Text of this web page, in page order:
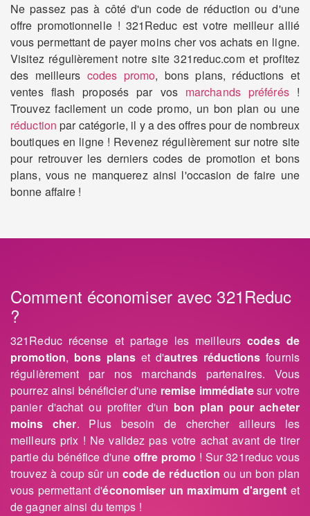
Ne passez pas à côté d'un code de réduction ou d'une
offre promotionnelle ! 321Reduc est votre meilleur allié
vous permettant de payer moins cher vos achats en ligne.
Visitez régulièrement notre site 321reduc.com et profitez
des meilleurs codes promo, bons plans, réductions et
ventes flash proposés par vos marchands préférés!
Trouvez facilement un code promo, un bon plan ou une
réduction par catégorie, il y a des offres pour de nombreux
boutiques en ligne ! Revenez régulièrement sur notre site
pour retrouver les derniers codes de promotion et bons
plans, vous ne manquerez ainsi l'occasion de faire une
bonne affaire !
Comment économiser avec 321Reduc
?
321Reduc récense et partage les meilleurscodes de
promotion, bons plans et d'autres réductions fournis
régulièrement par nos marchands partenaires. Vous
pourrez ainsi bénéficier d'une remise immédiatesur votre
panier d'achat ou profiter d'un bon plan pour acheter
moins cher. Plus besoin de chercher ailleurs les
meilleurs prix ! Ne validez pas votre achat avant de tirer
partie du bénéfice d'uneoffre promo ! Sur 321reduc vous
trouvez à coup sûr uncode de réduction ou un bon plan
vous permettant d'économiser un maximum d'argent et
de gagner ainsi du temps !